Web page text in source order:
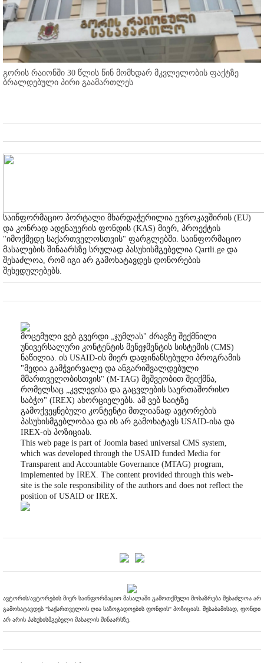
გორის რაიონში 30 წლის წინ მომხდარ მკვლელობის ფაქტზე
ბრალდებული პირი გაამართლეს
საინფორმაციო პორტალი მხარდაჭერილია ევროკავშირის (EU)
და კონრად ადენაუერის ფონდის (KAS) მიერ, პროექტის
"იმოქმედე საქართველოსთვის" ფარგლებში. საინფორმაციო
მასალების შინაარსზე სრულად პასუხისმგებელია Qartli.ge და
შესაძლოა, რომ იგი არ გამოხატავდეს დონორების
შეხედულებებს.
მოცემული ვებ გვერდი „ჯუმლას" ძრავზე შექმნილი
უნივერსალური კონტენტის მენეჯმენტის სისტემის (CMS)
ნაწილია. ის USAID-ის მიერ დაფინანსებული პროგრამის
"მედია გამჭვირვალე და ანგარიშვალდებული
მმართველობისთვის" (M-TAG) მეშვეობით შეიქმნა,
რომელსაც „კვლევისა და გაცვლების საერთაშორისო
საბჭო" (IREX) ახორციელებს. ამ ვებ საიტზე
გამოქვეყნებული კონტენტი მთლიანად ავტორების
პასუხისმგებლობაა და ის არ გამოხატავს USAID-ისა და
IREX-ის პოზიციას.
This web page is part of Joomla based universal CMS system,
which was developed through the USAID funded Media for
Transparent and Accountable Governance (MTAG) program,
implemented by IREX. The content provided through this web-
site is the sole responsibility of the authors and does not reflect the
position of USAID or IREX.
ავტორის/ავტორების მიერ საინფორმაციო მასალაში გამოთქმული მოსაზრება შესაძლოა არ
გამოხატავდეს "საქართველოს ღია საზოგადოების ფონდის" პოზიციას. შესაბამისად, ფონდი
არ არის პასუხისმგებელი მასალის შინაარსზე.